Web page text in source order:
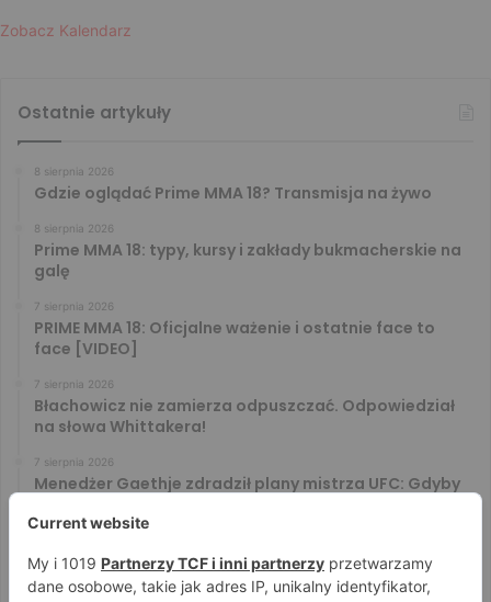
Zobacz Kalendarz
Ostatnie artykuły
8 sierpnia 2026
Gdzie oglądać Prime MMA 18? Transmisja na żywo
8 sierpnia 2026
Prime MMA 18: typy, kursy i zakłady bukmacherskie na
galę
7 sierpnia 2026
PRIME MMA 18: Oficjalne ważenie i ostatnie face to
face [VIDEO]
7 sierpnia 2026
Błachowicz nie zamierza odpuszczać. Odpowiedział
na słowa Whittakera!
7 sierpnia 2026
Menedżer Gaethje zdradził plany mistrza UFC: Gdyby
Vitalii Yakymenko będzie bronił pasa na XTB KSW 122!
Marcello Morelli przed kolejną wielką szansą